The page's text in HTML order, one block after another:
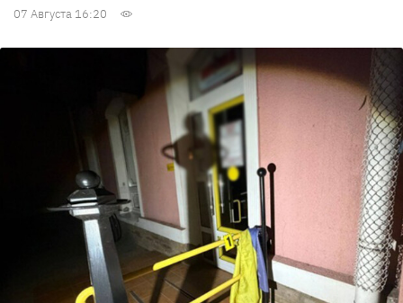
07 Августа 16:20